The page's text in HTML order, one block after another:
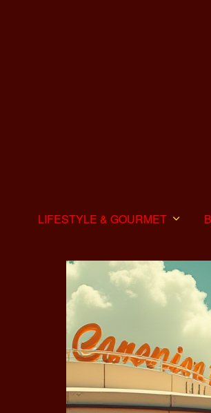
LIFESTYLE & GOURMET